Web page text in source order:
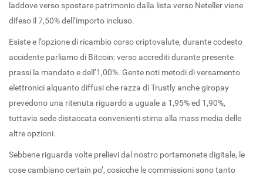
laddove verso spostare patrimonio dalla lista verso Neteller viene
difeso il 7,50% dell’importo incluso.
Esiste e l’opzione di ricambio corso criptovalute, durante codesto
accidente parliamo di Bitcoin: verso accrediti durante presente
prassi la mandato e dell’1,00%. Gente noti metodi di versamento
elettronici alquanto diffusi che razza di Trustly anche giropay
prevedono una ritenuta riguardo a uguale a 1,95% ed 1,90%,
tuttavia sede distaccata convenienti stima alla mass media delle
altre opzioni.
Sebbene riguarda volte prelievi dal nostro portamonete digitale, le
cose cambiano certain po’, cosicche le commissioni sono tanto